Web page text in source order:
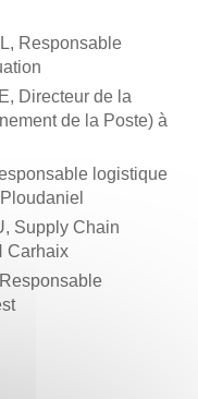
Responsable
Directeur de la
de la Poste) à
logistique
Supply Chain
Carhaix